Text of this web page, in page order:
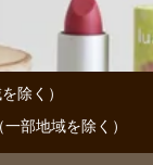
除く）
部地域を除く）